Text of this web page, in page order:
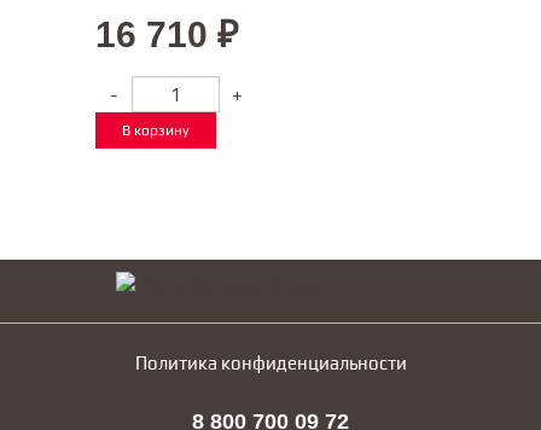
16 710 ₽
- +
В корзину
Политика конфиденциальности
8 800 700 09 72